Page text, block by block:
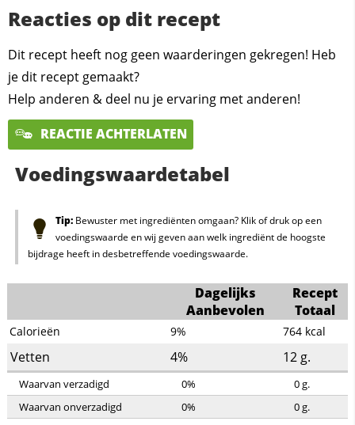
Reacties op dit recept
Dit recept heeft nog geen waarderingen gekregen! Heb
je dit recept gemaakt?
Help anderen & deel nu je ervaring met anderen!
REACTIE ACHTERLATEN
Voedingswaardetabel
Tip:Bewuster met ingrediënten omgaan? Klik of druk op een
voedingswaarde en wij geven aan welk ingrediënt de hoogste
bijdrage heeft in desbetreffende voedingswaarde.
Dagelijks
Aanbevolen
Recept
Totaal
Calorieën 9% 764 kcal
Vetten 4% 12 g.
Waarvan verzadigd 0% 0g.
Waarvan onverzadigd
0% 0g.